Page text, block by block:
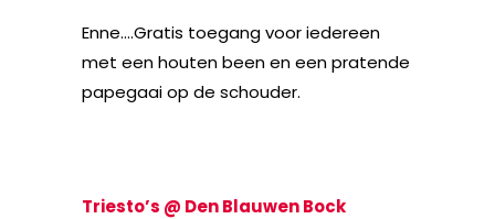
Enne….Gratis toegang voor iedereen
met een houten been en een pratende
papegaai op de schouder.
Triesto’s @ Den Blauwen Bock